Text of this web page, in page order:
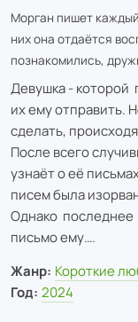
Морган пишет
них она отдаётся
познакомились,
Девушка - которой
их ему отправить.
сделать,
После всего
узнаёт о её
писем была
Однако последнее
письмо ему….
Жанр: Короткие
Год: 2024